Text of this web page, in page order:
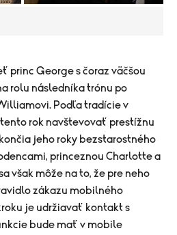
princ George s čoraz väčšou
rolu následníka trónu po
Podľa tradície v
rok navštevovať prestížnu
jeho roky bezstarostného
princeznou Charlotte a
však môže na to, že pre neho
zákazu mobilného
je udržiavať kontakt s
bude mať v mobile